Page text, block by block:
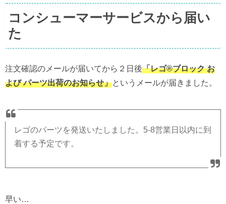
コンシューマーサービスから届い
た
注文確認のメールが届いてから２日後「レゴ®ブロック お
よび パーツ出荷のお知らせ」というメールが届きました。
レゴのパーツを発送いたしました。5-8営業日以内に到
着する予定です。
早い…